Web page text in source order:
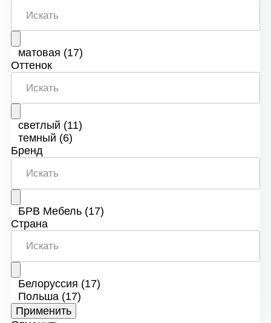
матовая (17)
Оттенок
светлый (11)
темный (6)
Бренд
БРВ Мебель (17)
Страна
Белоруссия (17)
Польша (17)